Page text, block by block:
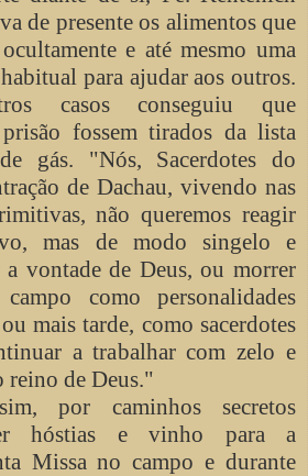
de presente os alimentos que
e até mesmo uma
para ajudar aos outros.
casos conseguiu que
fossem tirados da lista
gás. "Nós, Sacerdotes do
de Dachau, vivendo nas
não queremos reagir
mas de modo singelo e
vontade de Deus, ou morrer
como personalidades
mais tarde, como sacerdotes
a trabalhar com zelo e
reino de Deus."
por caminhos secretos
hóstias e vinho para a
Missa no campo e durante